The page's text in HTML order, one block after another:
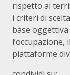
rispetto ai
i criteri di
base
piattaforme